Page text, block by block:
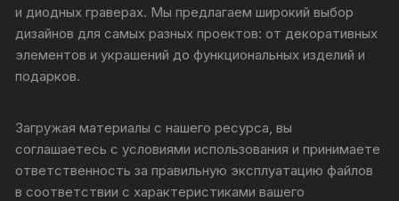
и диодных граверах. Мы предлагаем широкий выбор
дизайнов для самых разных проектов: от декоративных
элементов и украшений до функциональных изделий и
подарков.
Загружая материалы с нашего ресурса, вы
соглашаетесь с условиями использования и принимаете
ответственность за правильную эксплуатацию файлов
в соответствии с характеристиками вашего